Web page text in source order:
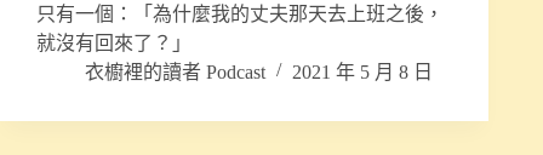
只有一個：「為什麼我的丈夫那天去上班之後，
就沒有回來了？」
衣櫥裡的讀者 Podcast
2021 年 5 月 8 日